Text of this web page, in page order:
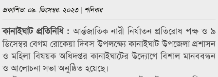
প্রকাশিত: ০৯. ডিসেম্বর. ২০২৩ | শনিবার
কানাইঘাট প্রতিনিধি : আর্ন্তজাতিক নারী নির্যাতন প্রতিরোধ পক্ষ ও ৯
ডিসেম্বর বেগম রোকেয়া দিবস উপলক্ষ্যে কানাইঘাট উপজেলা প্রশাসন
ও মহিলা বিষয়ক অধিদপ্তর কানাইঘাটের উদ্যোগে বিশাল মানববন্ধন
ও আলোচনা সভা অনুষ্ঠিত হয়েছে।